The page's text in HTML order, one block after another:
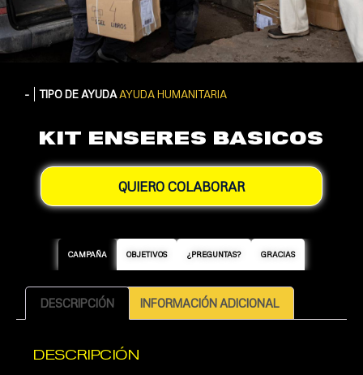
- TIPO DE AYUDAAYUDA HUMANITARIA
KIT ENSERES BASICOS
QUIERO COLABORAR
CAMPAÑA OBJETIVOS ¿PREGUNTAS? GRACIAS
DESCRIPCIÓN INFORMACIÓN ADICIONAL
DESCRIPCIÓN